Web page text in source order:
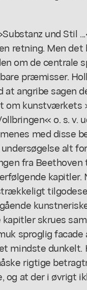
und Stil
retning. Men det
om de centrale
præmisser.
angribe sagen
om kunstværkets
o. s. v.
med disse
alt
fra Beethoven
kapitler.
skrues
sproglig
mindste dunkelt.
rigtige
og at der i øvrigt